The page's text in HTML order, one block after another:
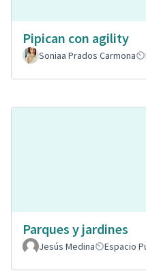
Pipican con agility
Soniaa Prados Carmona
Parques y jardines
Jesús Medina
Espacio